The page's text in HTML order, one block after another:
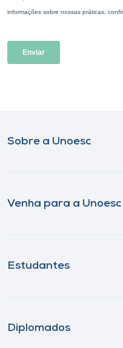
Sobre a Unoesc
Venha para a Unoesc
Estudantes
Diplomados